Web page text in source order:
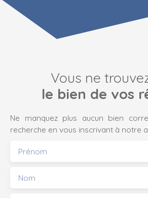
Vous ne
le bien de vos
Ne manquez plus aucun bien
recherche en vous inscrivant à notre
Prénom
Nom